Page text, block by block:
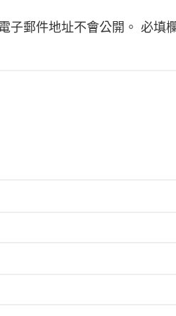
子郵件地址不會公開。 必填